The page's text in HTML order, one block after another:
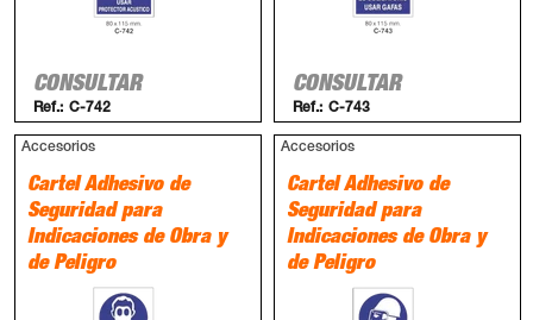
CONSULTAR
Ref.: C-742
CONSULTAR
Ref.: C-743
Accesorios
Cartel Adhesivo de
Seguridad para
Indicaciones de Obra y
de Peligro
Accesorios
Cartel Adhesivo de
Seguridad para
Indicaciones de Obra y
de Peligro